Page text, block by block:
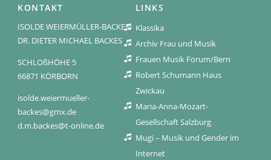
KONTAKT
ISOLDE WEIERMÜLLER-BACKES
DR. DIETER MICHAEL BACKES
SCHLOßHÖHE 5
66871 KÖRBORN
isolde.weiermueller-
backes@gmx.de
d.m.backes@t-online.de
LINKS
Klassika
Archiv Frau und Musik
Frauen Musik Forum/Bern
Robert Schumann Haus
Zwickau
Maria-Anna-Mozart-
Gesellschaft Salzburg
Mugi – Musik und Gender im
Internet